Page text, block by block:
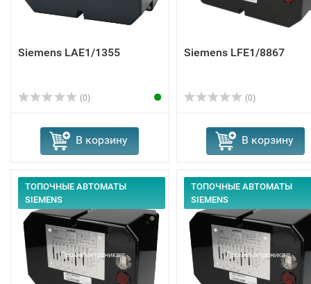
Siemens LAE1/1355
(0)
В корзину
Siemens LFE1/8867
(0)
В корзину
ТОПОЧНЫЕ АВТОМАТЫ
SIEMENS
ТОПОЧНЫЕ АВТОМАТЫ
SIEMENS